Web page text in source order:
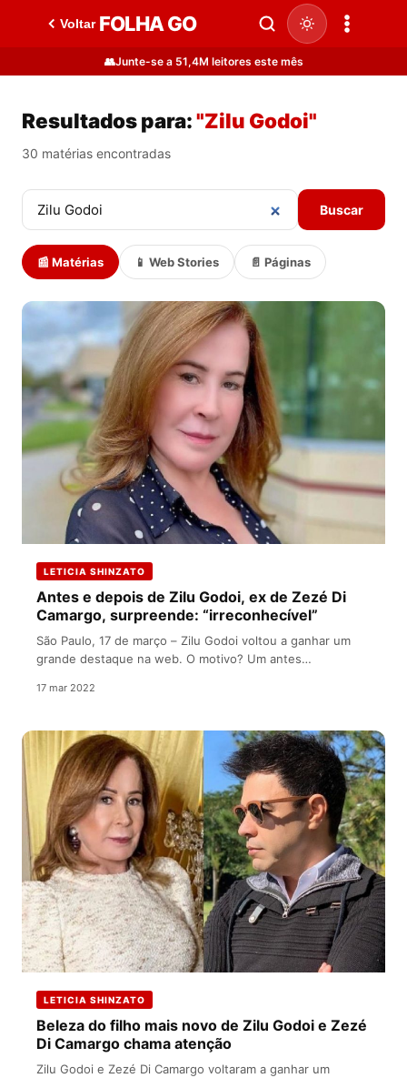
Voltar FOLHA GO
👥Junte-se a 51,4M leitores este mês
Resultados para:"Zilu Godoi"
30 matérias encontradas
Buscar
📰 Matérias 📱 Web Stories 📄 Páginas
LETICIA SHINZATO
Antes e depois de Zilu Godoi, ex de Zezé Di
Camargo, surpreende: “irreconhecível”
São Paulo, 17 de março – Zilu Godoi voltou a ganhar um
grande destaque na web. O motivo? Um antes…
17 mar 2022
LETICIA SHINZATO
Beleza do filho mais novo de Zilu Godoi e Zezé
Di Camargo chama atenção
Zilu Godoi e Zezé Di Camargo voltaram a ganhar um